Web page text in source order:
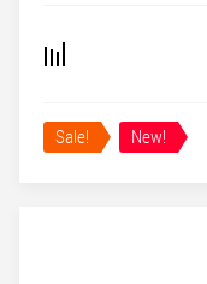
Sale! New!